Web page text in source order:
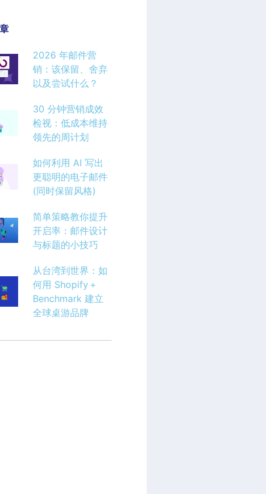
2026 年邮件营
销：该保留、舍弃
以及尝试什么？
30 分钟营销成效
检视：低成本维持
领先的周计划
如何利用 AI 写出
更聪明的电子邮件
(同时保留风格)
简单策略教你提升
开启率：邮件设计
与标题的小技巧
从台湾到世界：如
何用 Shopify＋
Benchmark 建立
全球桌游品牌